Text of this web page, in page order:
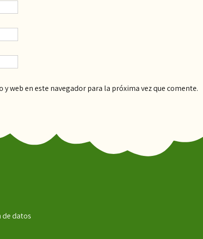
web en este navegador para la próxima vez que comente.
datos